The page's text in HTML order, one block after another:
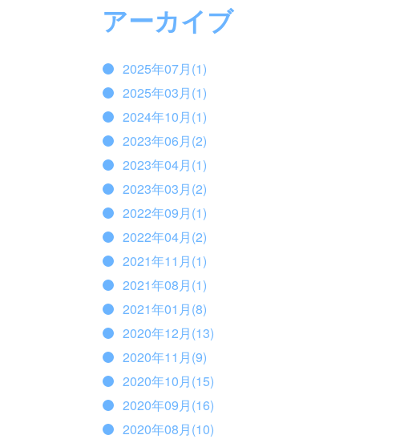
アーカイブ
2025年07月(1)
2025年03月(1)
2024年10月(1)
2023年06月(2)
2023年04月(1)
2023年03月(2)
2022年09月(1)
2022年04月(2)
2021年11月(1)
2021年08月(1)
2021年01月(8)
2020年12月(13)
2020年11月(9)
2020年10月(15)
2020年09月(16)
2020年08月(10)